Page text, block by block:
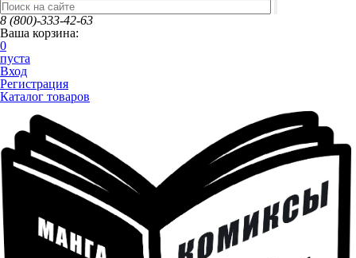
8 (800)-333-42-63
Ваша корзина:
0
пуста
Вход
Регистрация
Каталог товаров